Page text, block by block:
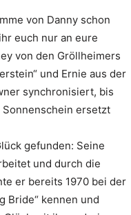
von Danny schon
euch nur an eure
von den Gröllheimers
und Ernie aus der
synchronisiert, bis
ersetzt
gefunden: Seine
und durch die
er bereits 1970 bei der
Bride“ kennen und